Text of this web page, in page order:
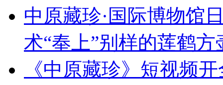
中原藏珍·国际博物馆
术“奉上”别样的莲鹤方
《中原藏珍》短视频